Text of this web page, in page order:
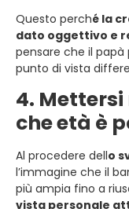
Questo perché la
dato oggettivo e
pensare che il
punto di vista
4.
che età è
Al procedere dello
l’immagine che il
più ampia fino a
vista personale